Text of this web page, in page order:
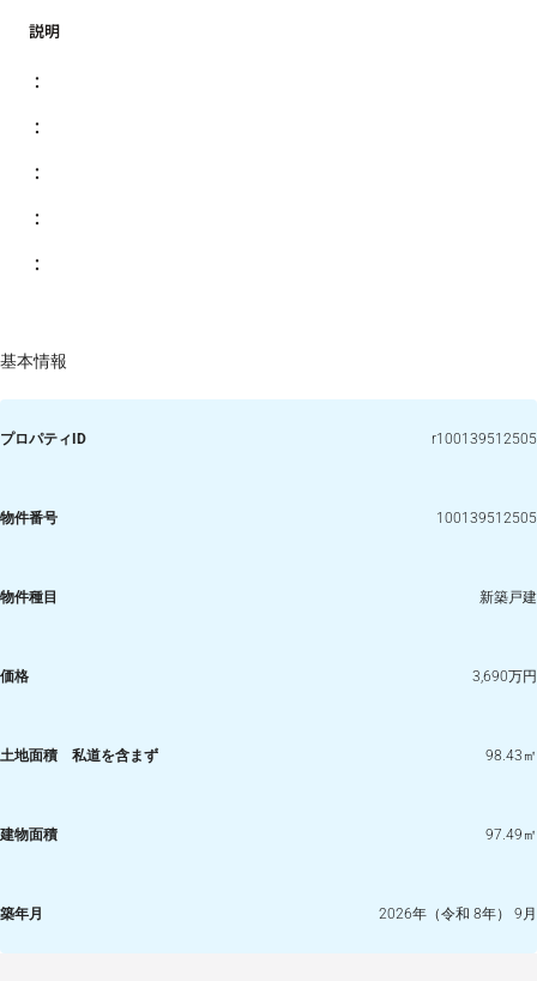
説明
：
：
：
：
：
基本情報
プロパティID r100139512505
物件番号 100139512505
物件種目 新築戸建
価格 3,690万円
土地面積 私道を含まず 98.43㎡
建物面積 97.49㎡
築年月 2026年（令和 8年） 9月